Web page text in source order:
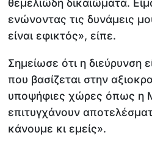
θεμελιώδη δικαιώματα.
ενώνοντας τις δυνάμεις
είναι εφικτός», είπε.
Σημείωσε ότι η διεύρυνση
που βασίζεται στην
υποψήφιες χώρες όπως η
επιτυγχάνουν
κάνουμε κι εμείς».